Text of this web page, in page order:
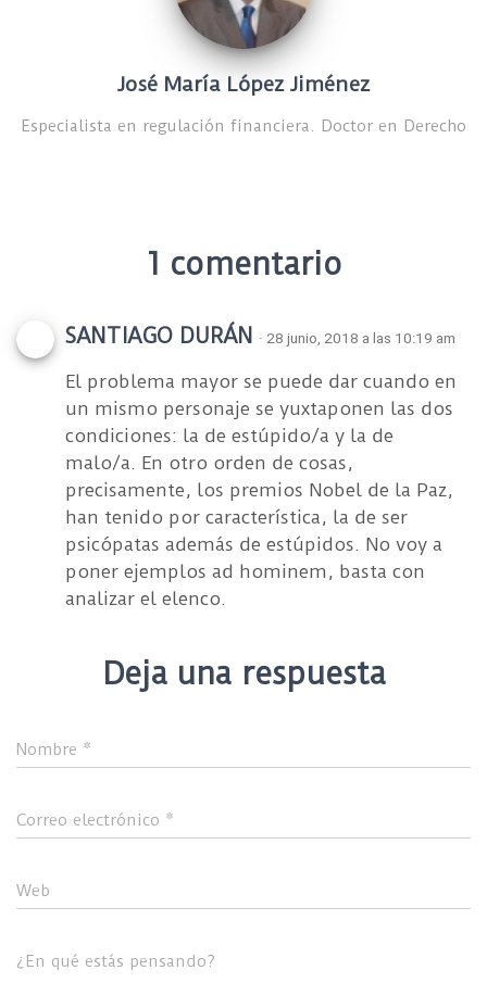
José María López Jiménez
Especialista en regulación financiera. Doctor en Derecho
1 comentario
SANTIAGO DURÁN · 28 junio, 2018 a las 10:19 am
El problema mayor se puede dar cuando en
un mismo personaje se yuxtaponen las dos
condiciones: la de estúpido/a y la de
malo/a. En otro orden de cosas,
precisamente, los premios Nobel de la Paz,
han tenido por característica, la de ser
psicópatas además de estúpidos. No voy a
poner ejemplos ad hominem, basta con
analizar el elenco.
Deja una respuesta
Nombre *
Correo electrónico *
Web
¿En qué estás pensando?